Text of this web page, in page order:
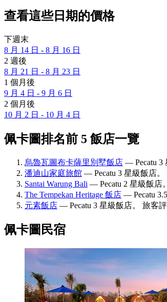
查看這些日期的價格
下週末
8 月 14 日 - 8 月 16 日
2 週後
8 月 21 日 - 8 月 23 日
1 個月後
9 月 4 日 - 9 月 6 日
2 個月後
10 月 2 日 - 10 月 4 日
佩卡圖排名前 5 飯店一覽
烏魯瓦圖布卡薩里別墅飯店 — Pecatu 3
潘迪山家庭旅館 — Pecatu 3 星級飯店
Santai Warung Bali — Pecatu 2 星級飯店。
The Tempekan Heritage 飯店 — Pecatu
元素飯店 — Pecatu 3 星級飯店。 旅客
佩卡圖民宿